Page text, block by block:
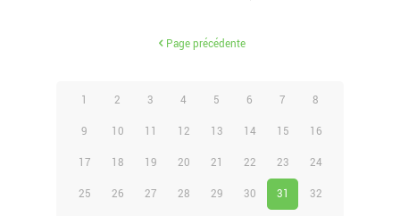
Page précédente
1 2 3 4 5 6 7 8
9 10 11 12 13 14 15 16
17 18 19 20 21 22 23 24
25 26 27 28 29 30 31 32